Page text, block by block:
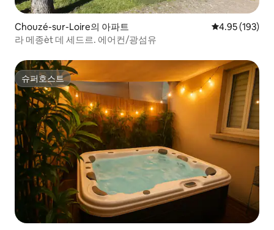
Chouzé-sur-Loire의 아파트 평점 4.95점(5
4.95 (193)
라 메종èt 데 세드르. 에어컨/광섬유
슈퍼호스트
슈퍼호스트